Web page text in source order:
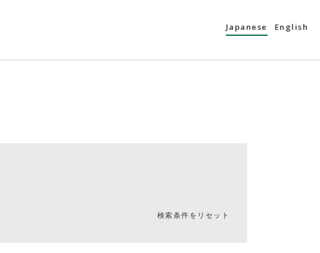
Japanese English
検索条件をリセット